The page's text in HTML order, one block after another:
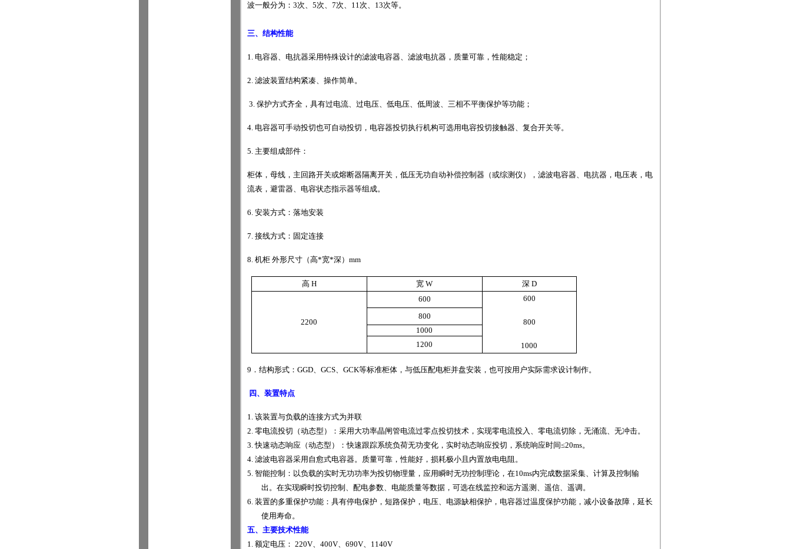
波一般分为： 3次、 5次、 7次、 11次、 13次等。
三、结构性能
1. 电容器、电抗器采用特殊设计的滤波电容器、滤波电抗器，质量可靠，性能稳定；
2. 滤波装置结构紧凑、操作简单。
3. 保护方式齐全，具有过电流、过电压、低电压、低周波、三相不平衡保护等功能；
4. 电容器可手动投切也可自动投切，电容器投切执行机构可选用电容投切接触器、复合开关等。
5. 主要组成部件：
柜体，母线，主回路开关或熔断器隔离开关，低压无功自动补偿控制器（或综测仪），滤波电容器、电抗器，电压表，电
流表，避雷器、电容状态指示器等组成。
6. 安装方式：落地安装
7. 接线方式：固定连接
8. 机柜 外形尺寸（高*宽*深） mm
高H 宽 W 深D
2200
600 600
800
1000
800
1000
1200
9 ．结构形式： GGD、 GCS、 GCK等标准柜体，与低压配电柜并盘安装，也可按用户实际需求设计制作。
四、装置特点
1. 该装置与负载的连接方式为并联
2. 零电流投切（动态型）：采用大功率晶闸管电流过零点投切技术，实现零电流投入、零电流切除，无涌流、无冲击。
3.快速动态响应（动态型）：快速跟踪系统负荷无功变化，实时动态响应投切，系统响应时间≤20ms。
4. 滤波电容器采用自愈式电容器。质量可靠，性能好，损耗极小且内置放电电阻。
5. 智能控制：以负载的实时无功功率为投切物理量，应用瞬时无功控制理论，在10ms内完成数据采集、计算及控制输
出。在实现瞬时投切控制、配电参数、电能质量等数据，可选在线监控和远方遥测、遥信、遥调。
6. 装置的多重保护功能：具有停电保护，短路保护，电压、电源缺相保护，电容器过温度保护功能，减小设备故障，延长
使用寿命。
五、主要技术性能
1. 额定电压： 220V、 400V、 690V、 1140V